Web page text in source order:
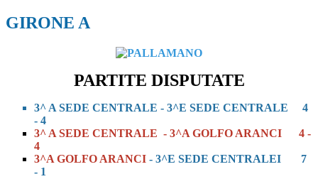
GIRONE A
PARTITE DISPUTATE
3^ A SEDE CENTRALE - 3^E SEDE CENTRALE 4
- 4
3^ A SEDE CENTRALE - 3^A GOLFO ARANCI 4 -
4
3^A GOLFO ARANCI - 3^E SEDE CENTRALEI 7
- 1